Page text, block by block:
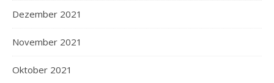
Dezember 2021
November 2021
Oktober 2021